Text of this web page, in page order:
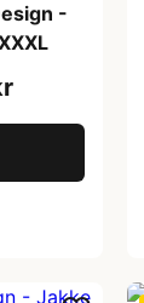
-